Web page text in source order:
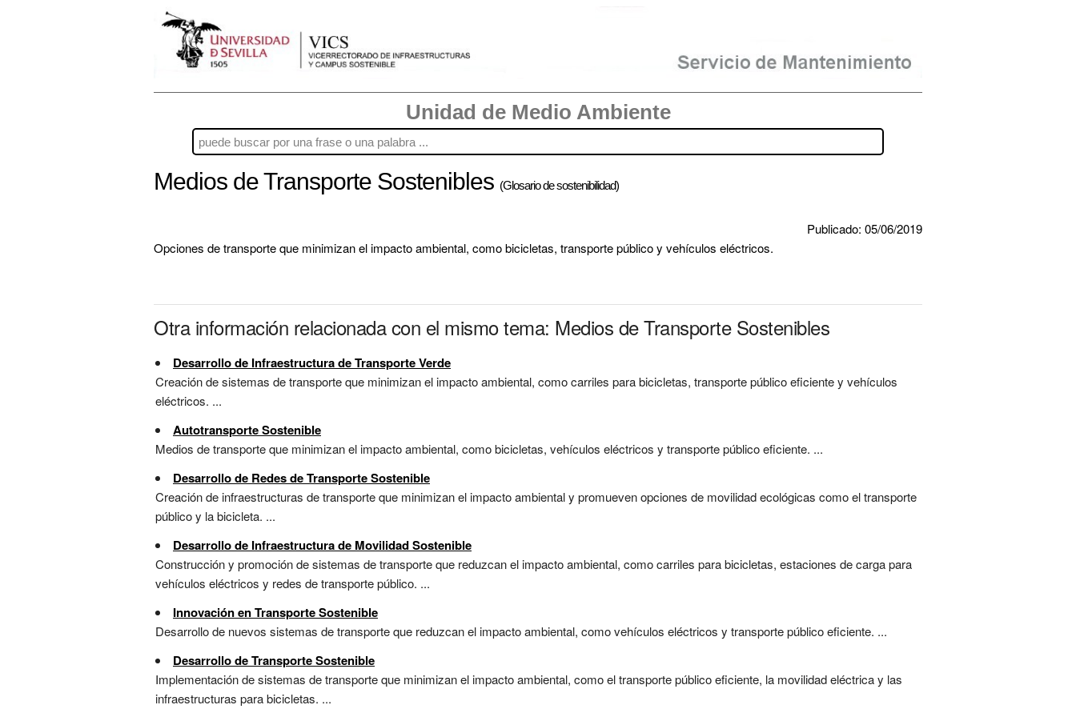
Unidad de Medio Ambiente
Medios de Transporte Sostenibles (Glosario de sostenibilidad)
Publicado: 05/06/2019
Opciones de transporte que minimizan el impacto ambiental, como bicicletas, transporte público y vehículos eléctricos.
Otra información relacionada con el mismo tema: Medios de Transporte Sostenibles
Desarrollo de Infraestructura de Transporte Verde
Creación de sistemas de transporte que minimizan el impacto ambiental, como carriles para bicicletas, transporte público eficiente y vehículos
eléctricos. ...
Autotransporte Sostenible
Medios de transporte que minimizan el impacto ambiental, como bicicletas, vehículos eléctricos y transporte público eficiente. ...
Desarrollo de Redes de Transporte Sostenible
Creación de infraestructuras de transporte que minimizan el impacto ambiental y promueven opciones de movilidad ecológicas como el transporte
público y la bicicleta. ...
Desarrollo de Infraestructura de Movilidad Sostenible
Construcción y promoción de sistemas de transporte que reduzcan el impacto ambiental, como carriles para bicicletas, estaciones de carga para
vehículos eléctricos y redes de transporte público. ...
Innovación en Transporte Sostenible
Desarrollo de nuevos sistemas de transporte que reduzcan el impacto ambiental, como vehículos eléctricos y transporte público eficiente. ...
Desarrollo de Transporte Sostenible
Implementación de sistemas de transporte que minimizan el impacto ambiental, como el transporte público eficiente, la movilidad eléctrica y las
infraestructuras para bicicletas. ...